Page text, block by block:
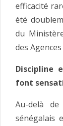
efficacité
été
du
des
Discipline
font
Au-delà
sénégalais